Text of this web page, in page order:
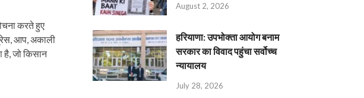
करते हुए
आप, अकाली
है, जो किसान
August 2, 2026
हरियाणा: उपभोक्ता आयोग बनाम
सरकार का विवाद पहुंचा सर्वोच्च
न्यायालय
July 28, 2026